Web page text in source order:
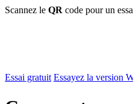
Scannez le QR code pour un
Essai gratuit Essayez la version